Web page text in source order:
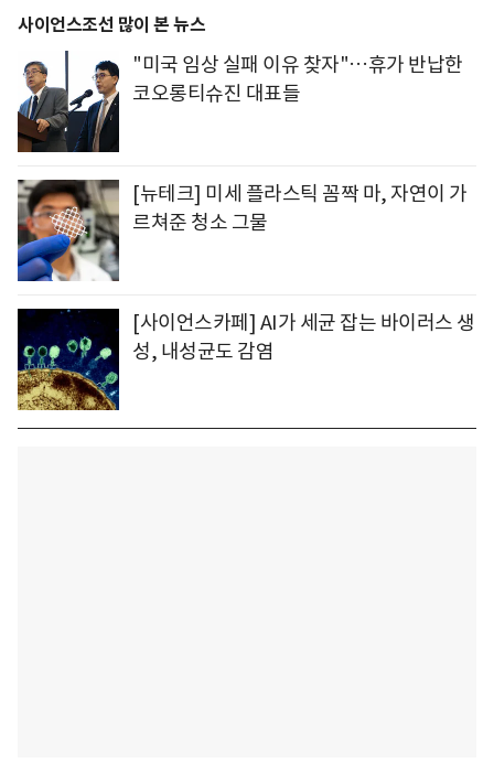
사이언스조선 많이 본 뉴스
"미국 임상 실패 이유 찾자"…휴가 반납한
코오롱티슈진 대표들
[뉴테크] 미세 플라스틱 꼼짝 마, 자연이 가
르쳐준 청소 그물
[사이언스카페] AI가 세균 잡는 바이러스 생
성, 내성균도 감염